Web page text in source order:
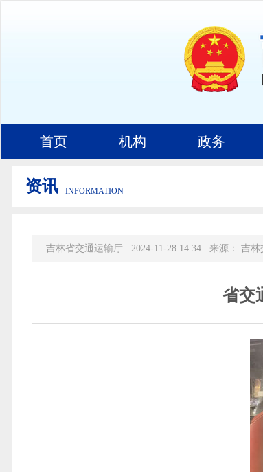
首页 机构 政务
资讯 INFORMATION
吉林省交通运输厅 2024-11-28 14:34 来源： 吉林
省交